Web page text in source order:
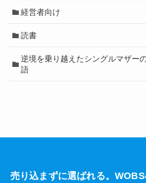
経営者向け
読書
逆境を乗り越えたシングルマザー
語
売り込まずに選ばれる。